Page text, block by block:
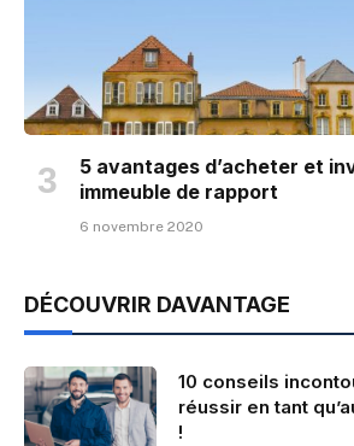
5 avantages d’acheter et
immeuble de rapport
6 novembre 2020
DÉCOUVRIR DAVANTAGE
10 conseils
réussir en tant
!